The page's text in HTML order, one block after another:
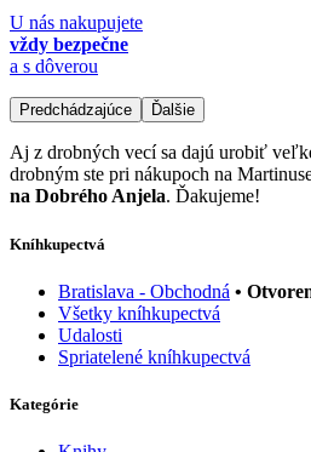
U nás nakupujete
vždy bezpečne
a s dôverou
Predchádzajúce Ďalšie
Aj z drobných vecí sa dajú urobiť
drobným ste pri nákupoch na
na Dobrého Anjela. Ďakujeme!
Kníhkupectvá
Bratislava - Obchodná •
Všetky kníhkupectvá
Udalosti
Spriatelené kníhkupectvá
Kategórie